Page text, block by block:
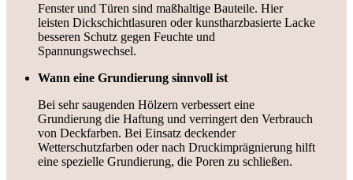
Fenster und Türen sind maßhaltige Bauteile. Hier
leisten Dickschichtlasuren oder kunstharzbasierte Lacke
besseren Schutz gegen Feuchte und
Spannungswechsel.
Wann eine Grundierung sinnvoll ist
Bei sehr saugenden Hölzern verbessert eine
Grundierung die Haftung und verringert den Verbrauch
von Deckfarben. Bei Einsatz deckender
Wetterschutzfarben oder nach Druckimprägnierung hilft
eine spezielle Grundierung, die Poren zu schließen.